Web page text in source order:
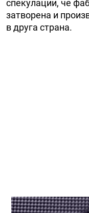
спекулации, че
затворена и
в друга страна.